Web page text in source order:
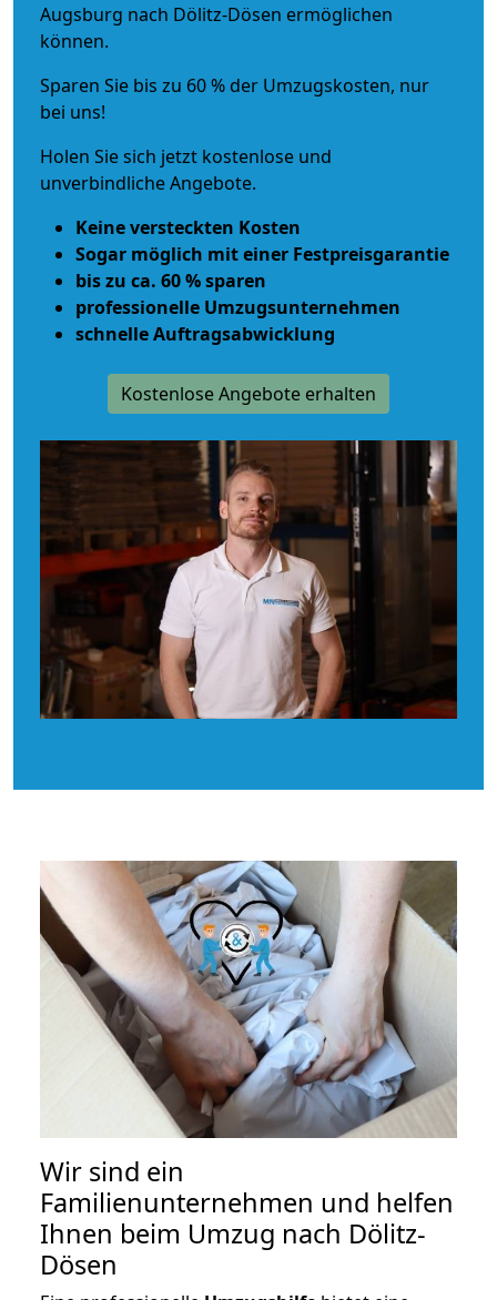
Augsburg nach Dölitz-Dösen ermöglichen
können.
Sparen Sie bis zu 60 % der Umzugskosten, nur
bei uns!
Holen Sie sich jetzt kostenlose und
unverbindliche Angebote.
Keine versteckten Kosten
Sogar möglich mit einer Festpreisgarantie
bis zu ca. 60 % sparen
professionelle Umzugsunternehmen
schnelle Auftragsabwicklung
Kostenlose Angebote erhalten
Wir sind ein
Familienunternehmen und helfen
Ihnen beim Umzug nach Dölitz-
Dösen